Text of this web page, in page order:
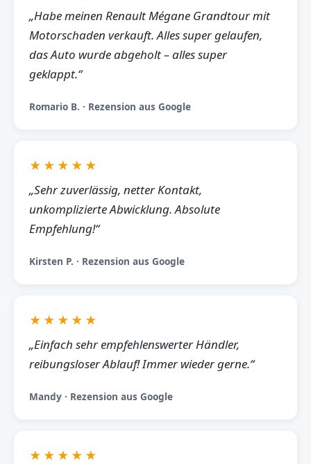
„Habe meinen Renault Mégane Grandtour mit
Motorschaden verkauft. Alles super gelaufen,
das Auto wurde abgeholt – alles super
geklappt.“
Romario B. · Rezension aus Google
★★★★★
„Sehr zuverlässig, netter Kontakt,
unkomplizierte Abwicklung. Absolute
Empfehlung!“
Kirsten P. · Rezension aus Google
★★★★★
„Einfach sehr empfehlenswerter Händler,
reibungsloser Ablauf! Immer wieder gerne.“
Mandy · Rezension aus Google
★★★★★